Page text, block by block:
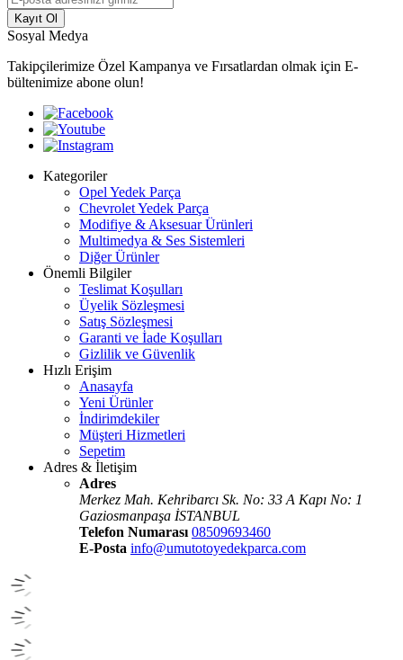
Kayıt Ol
Sosyal Medya
Takipçilerimize Özel Kampanya ve Fırsatlardan olmak için E-
bültenimize abone olun!
Kategoriler
Opel Yedek Parça
Chevrolet Yedek Parça
Modifiye & Aksesuar Ürünleri
Multimedya & Ses Sistemleri
Diğer Ürünler
Önemli Bilgiler
Teslimat Koşulları
Üyelik Sözleşmesi
Satış Sözleşmesi
Garanti ve İade Koşulları
Gizlilik ve Güvenlik
Hızlı Erişim
Anasayfa
Yeni Ürünler
İndirimdekiler
Müşteri Hizmetleri
Sepetim
Adres & İletişim
Adres
Merkez Mah. Kehribarcı Sk. No: 33 A Kapı No: 1
Gaziosmanpaşa İSTANBUL
Telefon Numarası 08509693460
E-Posta info@umutotoyedekparca.com